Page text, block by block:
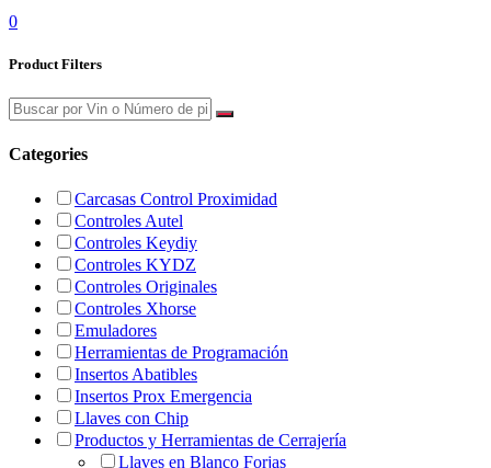
0
Product Filters
Categories
Carcasas Control Proximidad
Controles Autel
Controles Keydiy
Controles KYDZ
Controles Originales
Controles Xhorse
Emuladores
Herramientas de Programación
Insertos Abatibles
Insertos Prox Emergencia
Llaves con Chip
Productos y Herramientas de Cerrajería
Llaves en Blanco Forjas